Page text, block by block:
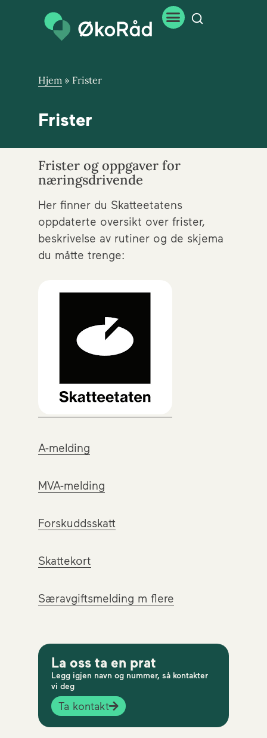
Hjem » Frister
Frister
Frister og oppgaver for
næringsdrivende
Her finner du Skatteetatens
oppdaterte oversikt over frister,
beskrivelse av rutiner og de skjema
du måtte trenge:
A-melding
MVA-melding
Forskuddsskatt
Skattekort
Særavgiftsmelding m flere
La oss ta en prat
Legg igjen navn og nummer, så kontakter
vi deg
Ta kontakt